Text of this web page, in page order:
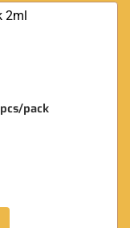
pack